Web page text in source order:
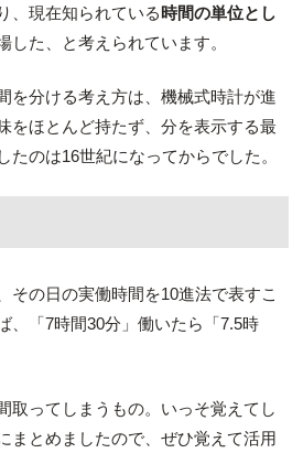
、現在知られている時間の単位とし
した、と考えられています。
を分ける考え方は、機械式時計が進
をほとんど持たず、分を表示する最
たのは16世紀になってからでした。
その日の実働時間を10進法で表すこ
、「7時間30分」働いたら「7.5時
取ってしまうもの。いっそ覚えてし
とめましたので、ぜひ覚えて活用